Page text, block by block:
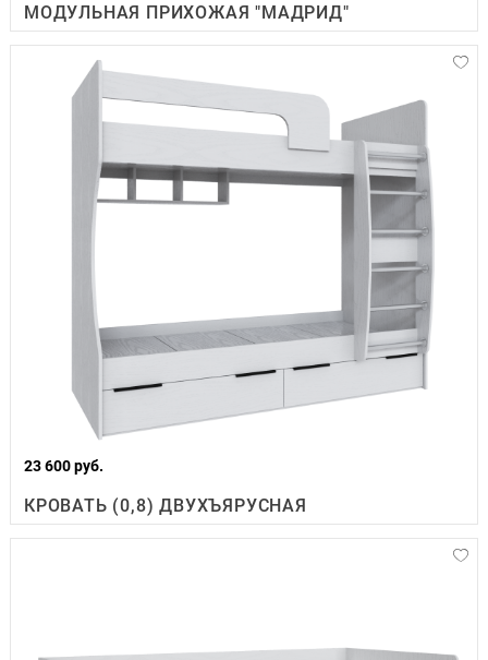
МОДУЛЬНАЯ ПРИХОЖАЯ "МАДРИД"
23 600 руб.
КРОВАТЬ (0,8) ДВУХЪЯРУСНАЯ